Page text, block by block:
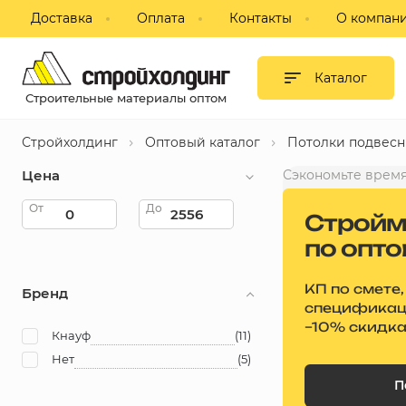
Доставка Оплата Контакты О
Строительные материалы оптом
Каталог
Гипсокартон и листовые
материалы
Сухие смеси
Профиль, комплектующие для
Потолки подвесные
Стройхолдинг Оптовый каталог Потолки
Цена
От До
Бренд
Кнауф
(11)
Нет
(5)
Сэкономьте
по
КП по смете,
–10% скидка